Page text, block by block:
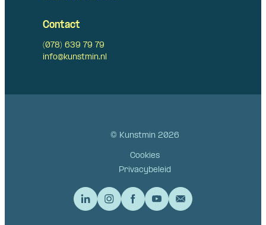
Contact
(078) 639 79 79
info@kunstmin.nl
© Kunstmin 2026
Cookies
Privacybeleid